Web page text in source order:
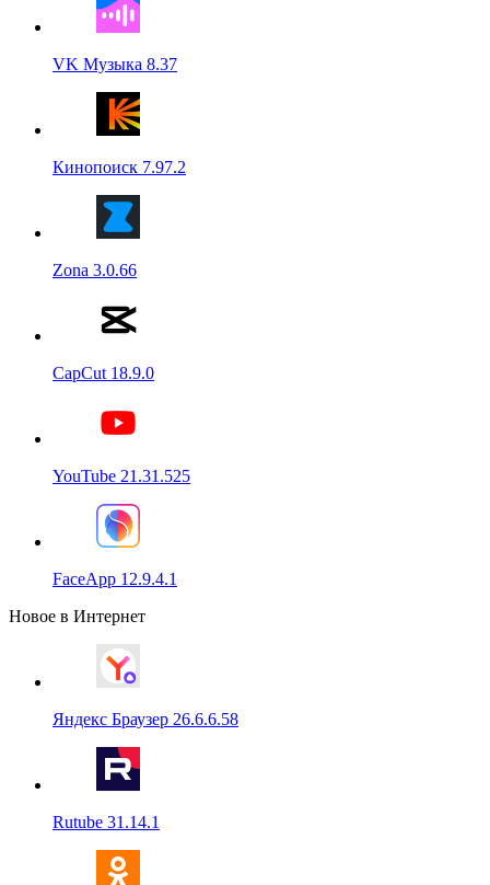
VK Музыка 8.37
Кинопоиск 7.97.2
Zona 3.0.66
CapCut 18.9.0
YouTube 21.31.525
FaceApp 12.9.4.1
Новое в Интернет
Яндекс Браузер 26.6.6.58
Rutube 31.14.1